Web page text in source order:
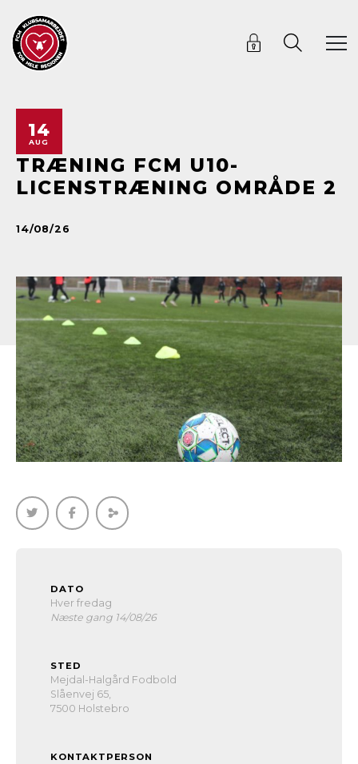
14
AUG
TRÆNING FCM U10-
LICENSTRÆNING OMRÅDE 2
14/08/26
DATO
Hver fredag
Næste gang 14/08/26
STED
Mejdal-Halgård Fodbold
Slåenvej 65,
7500 Holstebro
KONTAKTPERSON